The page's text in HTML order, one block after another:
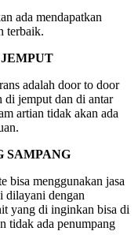
ada mendapatkan
terbaik.
adalah door to door
di jemput dan di antar
artian tidak akan ada
SAMPANG
bisa menggunakan jasa
dilayani dengan
yang di inginkan bisa di
tidak ada penumpang